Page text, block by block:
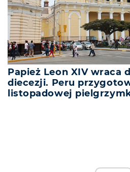
Papież Leon XIV wraca
diecezji. Peru
listopadowej